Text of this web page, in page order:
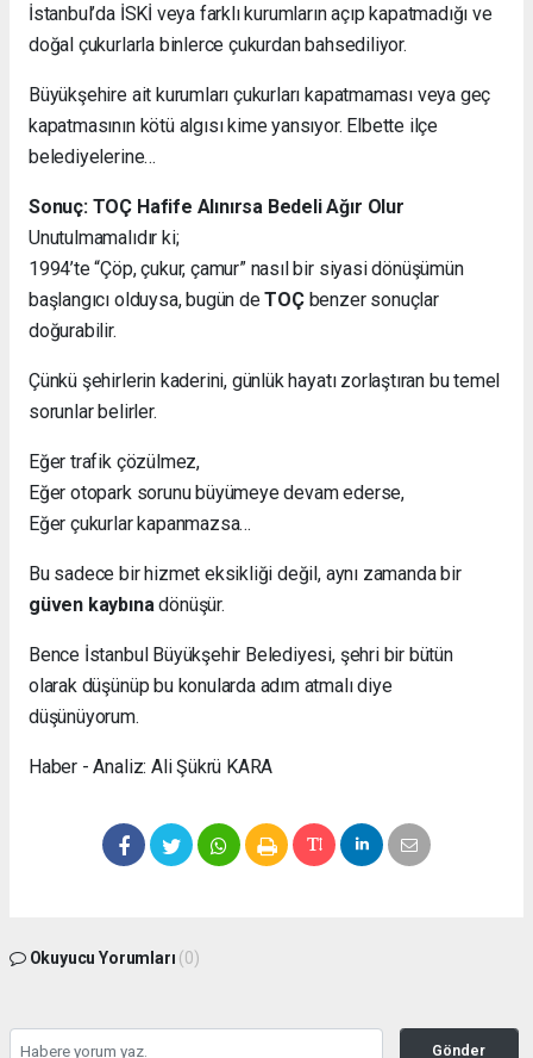
İstanbul’da İSKİ veya farklı kurumların açıp kapatmadığı ve
doğal çukurlarla binlerce çukurdan bahsediliyor.
Büyükşehire ait kurumları çukurları kapatmaması veya geç
kapatmasının kötü algısı kime yansıyor. Elbette ilçe
belediyelerine…
Sonuç: TOÇ Hafife Alınırsa Bedeli Ağır Olur
Unutulmamalıdır ki;
1994’te “Çöp, çukur, çamur” nasıl bir siyasi dönüşümün
başlangıcı olduysa, bugün deTOÇbenzer sonuçlar
doğurabilir.
Çünkü şehirlerin kaderini, günlük hayatı zorlaştıran bu temel
sorunlar belirler.
Eğer trafik çözülmez,
Eğer otopark sorunu büyümeye devam ederse,
Eğer çukurlar kapanmazsa…
Bu sadece bir hizmet eksikliği değil, aynı zamanda bir
güven kaybına dönüşür.
Bence İstanbul Büyükşehir Belediyesi, şehri bir bütün
olarak düşünüp bu konularda adım atmalı diye
düşünüyorum.
Haber - Analiz: Ali Şükrü KARA
Okuyucu Yorumları (0)
Gönder